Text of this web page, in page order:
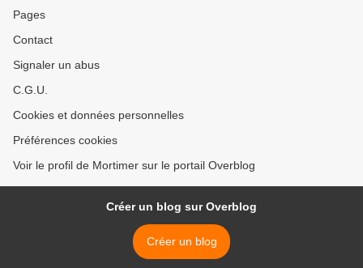
Pages
Contact
Signaler un abus
C.G.U.
Cookies et données personnelles
Préférences cookies
Voir le profil de Mortimer sur le portail Overblog
Créer un blog sur Overblog
Créer un blog